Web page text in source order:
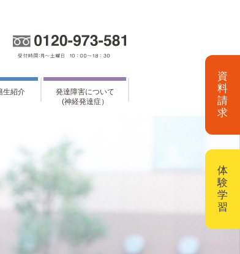
生紹介
発達障害について
(神経発達症）
資
料
請
求
体
験
学
習